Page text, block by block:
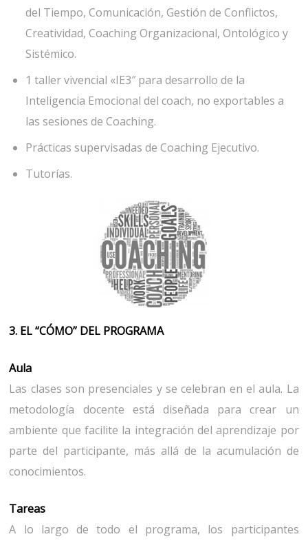
del Tiempo, Comunicación, Gestión de Conflictos,
Creatividad, Coaching Organizacional, Ontológico y
Sistémico.
1 taller vivencial «IE3″ para desarrollo de la
Inteligencia Emocional del coach, no exportables a
las sesiones de Coaching.
Prácticas supervisadas de Coaching Ejecutivo.
Tutorías.
3. EL “CÓMO” DEL PROGRAMA
Aula
Las clases son presenciales y se celebran en el aula. La
metodología docente está diseñada para crear un
ambiente que facilite la integración del aprendizaje por
parte del participante, más allá de la acumulación de
conocimientos.
Tareas
A lo largo de todo el programa, los participantes